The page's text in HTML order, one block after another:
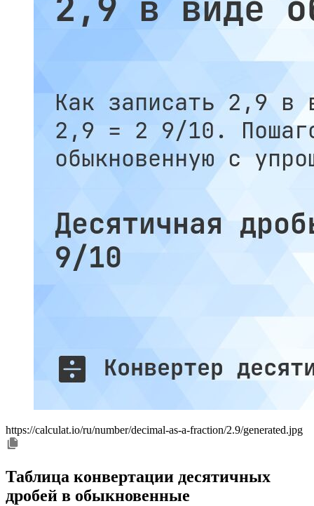
https://calculat.io/ru/number/decimal-as-a-fraction/2.9/generated.jpg
Таблица конвертации десятичных
дробей в обыкновенные